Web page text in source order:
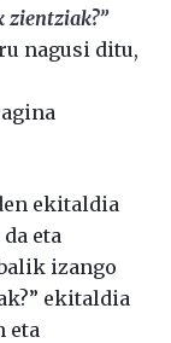
zientziak?”
nagusi ditu,
ekitaldia
eta
izango
ekitaldia
eta